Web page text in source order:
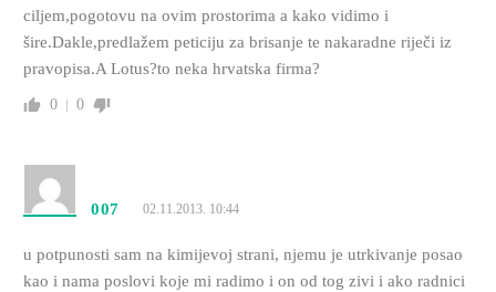
ciljem,pogotovu na ovim prostorima a kako vidimo i
šire.Dakle,predlažem peticiju za brisanje te nakaradne riječi iz
pravopisa.A Lotus?to neka hrvatska firma?
0 0
007 02.11.2013. 10:44
u potpunosti sam na kimijevoj strani, njemu je utrkivanje posao
kao i nama poslovi koje mi radimo i on od tog zivi i ako radnici